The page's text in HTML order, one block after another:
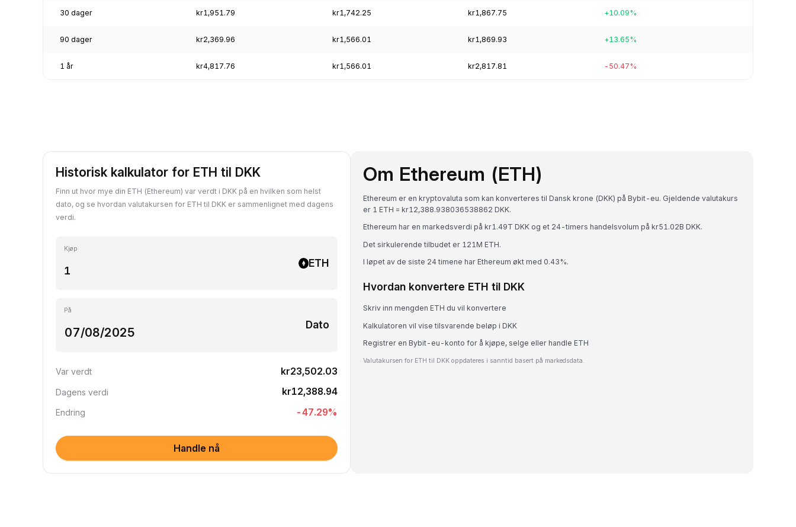
30 dager kr1,951.79 kr1,742.25 kr1,867.75 +10.09%
90 dager kr2,369.96 kr1,566.01 kr1,869.93 +13.65%
1 år kr4,817.76 kr1,566.01 kr2,817.81 -50.47%
Historisk kalkulator for ETH til DKK
Finn ut hvor mye din ETH (Ethereum) var verdt i DKK på en hvilken som helst
dato, og se hvordan valutakursen for ETH til DKK er sammenlignet med dagens
verdi.
Kjøp
ETH
På
Dato
Var verdt kr23,502.03
Dagens verdi kr12,388.94
Endring -47.29%
Handle nå
Om Ethereum (ETH)
Ethereum er en kryptovaluta som kan konverteres til Dansk krone (DKK) på Bybit-eu. Gjeldende valutakurs
er 1 ETH = kr12,388.938036538862 DKK.
Ethereum har en markedsverdi på kr1.49T DKK og et 24-timers handelsvolum på kr51.02B DKK.
Det sirkulerende tilbudet er 121M ETH.
I løpet av de siste 24 timene har Ethereum økt med 0.43%.
Hvordan konvertere ETH til DKK
Skriv inn mengden ETH du vil konvertere
Kalkulatoren vil vise tilsvarende beløp i DKK
Registrer en Bybit-eu-konto for å kjøpe, selge eller handle ETH
Valutakursen for ETH til DKK oppdateres i sanntid basert på markedsdata.